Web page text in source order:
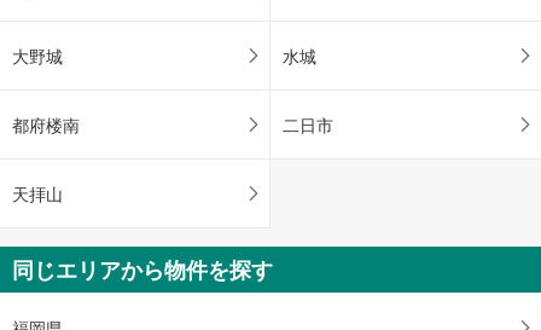
大野城 水城
都府楼南 二日市
天拝山
同じエリアから物件を探す